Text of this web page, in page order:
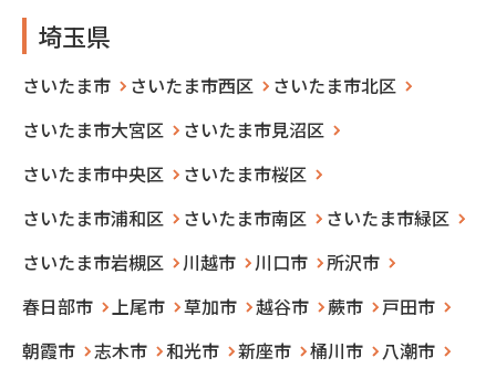
埼玉県
さいたま市 さいたま市西区
さいたま市北区
さいたま市大宮区
さいたま市見沼区
さいたま市中央区
さいたま市桜区
さいたま市浦和区
さいたま市南区
さいたま市緑区
さいたま市岩槻区
川越市 川口市
所沢市
春日部市
上尾市 草加市 越谷市 蕨市
戸田市
朝霞市
志木市 和光市 新座市 桶川市
八潮市